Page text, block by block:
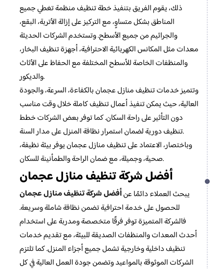
ذلك، يقوم الفريق بتنفيذ خطة تنظيف منظمة تغطي جميع
المناطق بشكل متساوٍ، مع التركيز على إزالة الأتربة، البقع،
والجراثيم من جميع الأسطح. وتستخدم الشركات الحديثة
معدات مثل المكانس الكهربائية الاحترافية، أجهزة تنظيف البخار،
والمنظفات الخاصة للأسطح المختلفة مع الحفاظ على الأثاث
والديكور.
وتتميز خدمات تنظيف منازل عجمان بالكفاءة، السرعة، والجودة
العالية، حيث يمكن تنفيذ أعمال تنظيف كاملة خلال وقت مناسب
دون التأثير على راحة السكان. كما توفر بعض الشركات خطط
تنظيف دورية لضمان استمرار نظافة المنزل على مدار السنة.
وباختصار، الاعتماد على تنظيف منازل عجمان يوفر بيئة نظيفة،
صحية، وجميلة، مع ضمان الراحة والطمأنينة للسكان.
أفضل شركة تنظيف منازل عجمان
يبحث العملاء دائمًا عنأفضل شركة تنظيف منازل عجمان
للحصول على خدمة احترافية تضمن نظافة شاملة وسريعة.
فالشركة المتميزة توفر فرقًا متخصصة ومدربة على استخدام
أحدث المعدات والمنظفات الصديقة للبيئة، مع تقديم خدمات
تنظيف داخلية وخارجية تشمل جميع أجزاء المنزل. كما تلتزم
الشركات الموثوقة بالمواعيد وتضمن جودة العمل العالية في كل